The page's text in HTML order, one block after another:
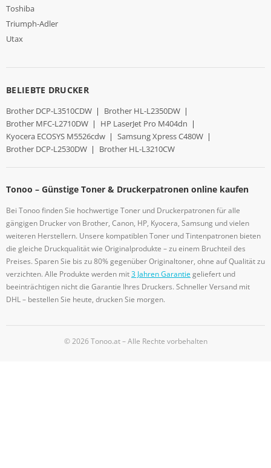
Toshiba
Triumph-Adler
Utax
BELIEBTE DRUCKER
Brother DCP-L3510CDW | Brother HL-L2350DW |
Brother MFC-L2710DW | HP LaserJet Pro M404dn |
Kyocera ECOSYS M5526cdw | Samsung Xpress C480W |
Brother DCP-L2530DW | Brother HL-L3210CW
Tonoo – Günstige Toner & Druckerpatronen online kaufen
Bei Tonoo finden Sie hochwertige Toner und Druckerpatronen für alle
gängigen Drucker von Brother, Canon, HP, Kyocera, Samsung und vielen
weiteren Herstellern. Unsere kompatiblen Toner und Tintenpatronen bieten
die gleiche Druckqualität wie Originalprodukte – zu einem Bruchteil des
Preises. Sparen Sie bis zu 80% gegenüber Originaltoner, ohne auf Qualität zu
verzichten. Alle Produkte werden mit3 Jahren Garantiegeliefert und
beeinträchtigen nicht die Garantie Ihres Druckers. Schneller Versand mit
DHL – bestellen Sie heute, drucken Sie morgen.
© 2026 Tonoo.at – Alle Rechte vorbehalten